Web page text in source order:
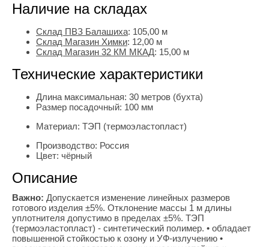
Наличие на складах
Склад ПВЗ Балашиха: 105,00 м
Склад Магазин Химки: 12,00 м
Склад Магазин 32 КМ МКАД: 15,00 м
Технические характеристики
Длина максимальная: 30 метров (бухта)
Размер посадочный: 100 мм
Материал: ТЭП (термоэластопласт)
Производство: Россия
Цвет: чёрный
Описание
Важно: Допускается изменение линейных размеров
готового изделия ±5%. Отклонение массы 1 м длины
уплотнителя допустимо в пределах ±5%. ТЭП
(термоэластопласт) - синтетический полимер. • обладает
повышенной стойкостью к озону и УФ-излучению •